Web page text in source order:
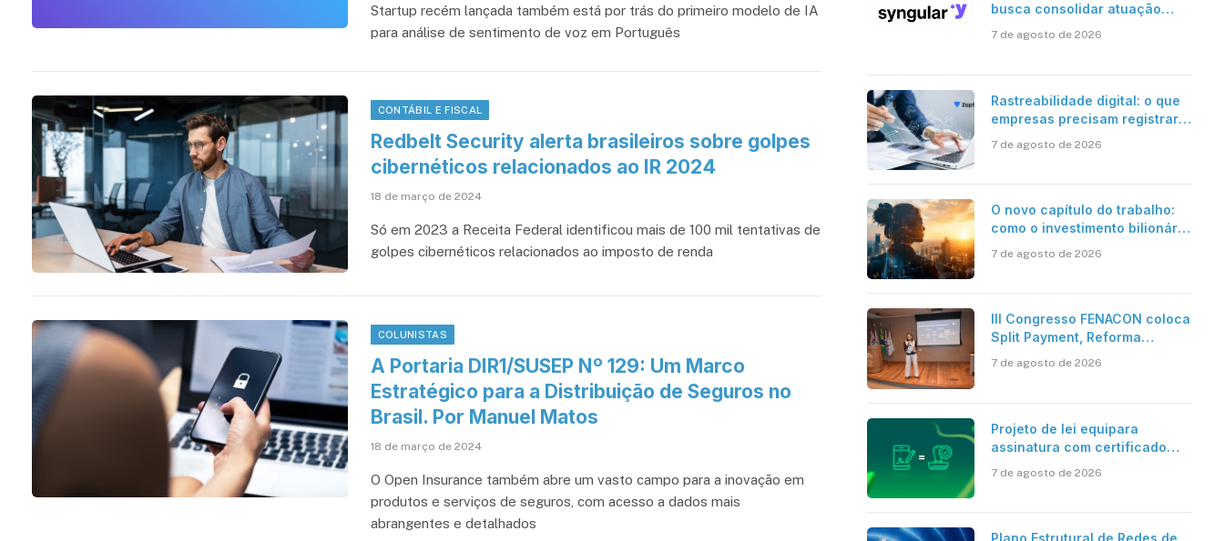
Startup recém lançada também está por trás do primeiro modelo de IA
para análise de sentimento de voz em Português
CONTÁBIL E FISCAL
Redbelt Security alerta brasileiros sobre golpes
cibernéticos relacionados ao IR 2024
18 de março de 2024
Só em 2023 a Receita Federal identificou mais de 100 mil tentativas de
golpes cibernéticos relacionados ao imposto de renda
COLUNISTAS
A Portaria DIR1/SUSEP Nº 129: Um Marco
Estratégico para a Distribuição de Seguros no
Brasil. Por Manuel Matos
18 de março de 2024
O Open Insurance também abre um vasto campo para a inovação em
produtos e serviços de seguros, com acesso a dados mais
abrangentes e detalhados
busca consolidar atuação
7 de agosto de 2026
Rastreabilidade digital: o que
empresas precisam registrar
7 de agosto de 2026
O novo capítulo do trabalho:
como o investimento bilionário
a verdadeira era da
7 de agosto de 2026
III Congresso FENACON coloca
Split Payment, Reforma
debates
7 de agosto de 2026
Projeto de lei equipara
assinatura com certificado
reconhecimento de firma em
7 de agosto de 2026